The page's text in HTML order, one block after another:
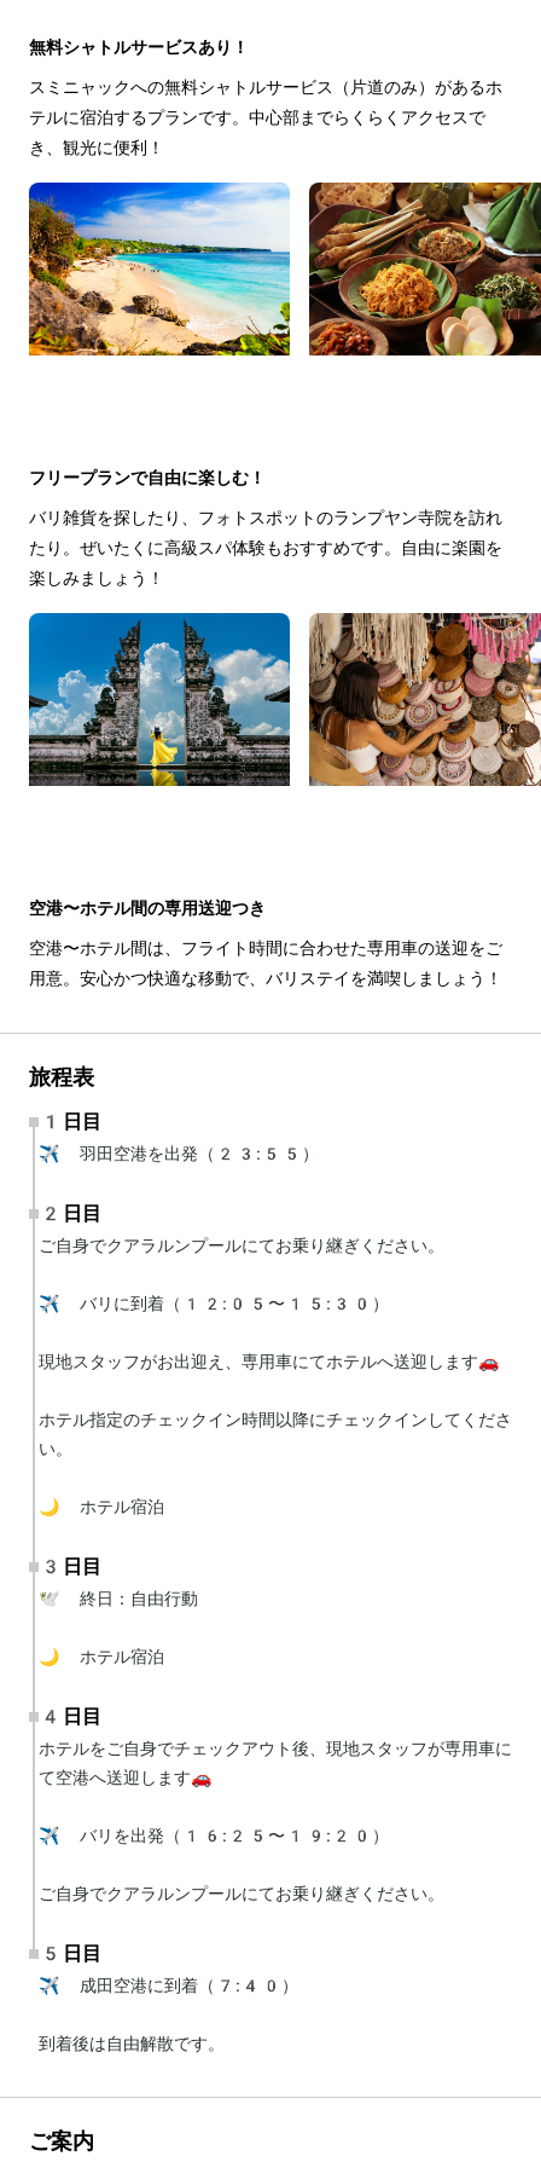
無料シャトルサービスあり！
スミニャックへの無料シャトルサービス（片道のみ）があるホ
テルに宿泊するプランです。中心部までらくらくアクセスで
き、観光に便利！
フリープランで自由に楽しむ！
バリ雑貨を探したり、フォトスポットのランプヤン寺院を訪れ
たり。ぜいたくに高級スパ体験もおすすめです。自由に楽園を
楽しみましょう！
空港〜ホテル間の専用送迎つき
空港〜ホテル間は、フライト時間に合わせた専用車の送迎をご
用意。安心かつ快適な移動で、バリステイを満喫しましょう！
旅程表
1日目
✈️ 羽田空港を出発（23:55）
2日目
ご自身でクアラルンプールにてお乗り継ぎください。
✈️ バリに到着（12:05〜15:30）
現地スタッフがお出迎え、専用車にてホテルへ送迎します🚗
ホテル指定のチェックイン時間以降にチェックインしてくださ
い。
🌙 ホテル宿泊
3日目
🕊 終日：自由行動
🌙 ホテル宿泊
4日目
ホテルをご自身でチェックアウト後、現地スタッフが専用車に
て空港へ送迎します🚗
✈️ バリを出発（16:25〜19:20）
ご自身でクアラルンプールにてお乗り継ぎください。
5日目
✈️ 成田空港に到着（7:40）
到着後は自由解散です。
ご案内